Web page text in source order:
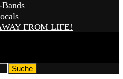
FROM LIFE!